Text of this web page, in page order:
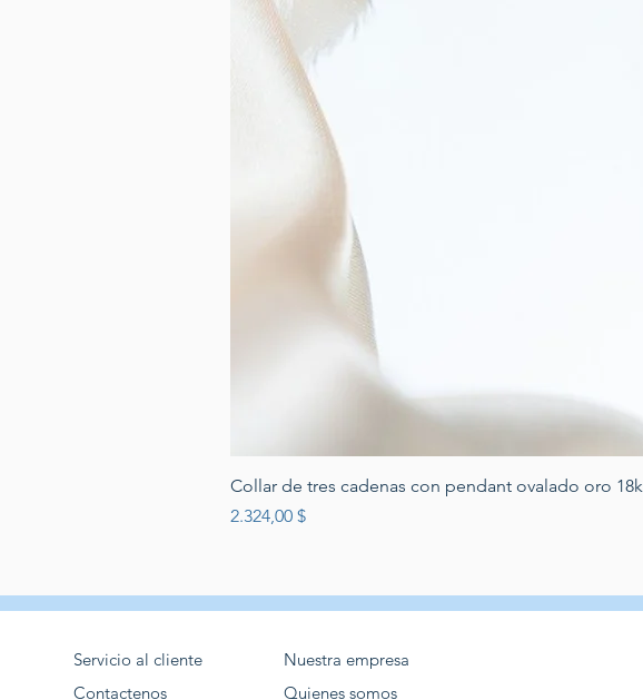
Collar de tres cadenas con pendant ovalado oro 18k
Preis
2.324,00 $
Servicio al cliente
Contactenos
Nuestra empresa
Quienes somos